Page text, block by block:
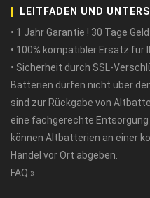
LEITFADEN UND
• 1 Jahr Garantie ! 30 Tage
• 100% kompatibler Ersatz für
• Sicherheit durch SSL-
Batterien dürfen nicht über
sind zur Rückgabe von
eine fachgerechte
können Altbatterien an einer
Handel vor Ort abgeben.
FAQ »